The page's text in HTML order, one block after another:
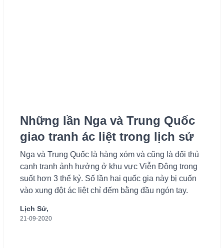
Những lần Nga và Trung Quốc
giao tranh ác liệt trong lịch sử
Nga và Trung Quốc là hàng xóm và cũng là đối thủ
cạnh tranh ảnh hưởng ở khu vực Viễn Đông trong
suốt hơn 3 thế kỷ. Số lần hai quốc gia này bị cuốn
vào xung đột ác liệt chỉ đếm bằng đầu ngón tay.
Lịch Sử,
21-09-2020